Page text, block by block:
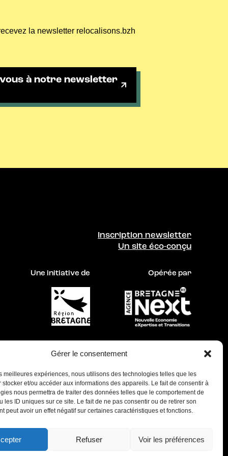
Gérer le consentement
meilleures expériences, nous utilisons des technologies telles que les
stocker et/ou accéder aux informations des appareils. Le fait de consentir à
nous permettra de traiter des données telles que le comportement de
les ID uniques sur ce site. Le fait de ne pas consentir ou de retirer son
peut avoir un effet négatif sur certaines caractéristiques et fonctions.
Refuser Voir les préférences
la newsletter relocalisons.bzh
à notre newsletter
Inscription newsletter
Un site éco-conçu
Une initiative de Opérée par
Ce site a été réalisé dans une démarche d’éco-
conception parLes Raisonné•e•setLMSYS